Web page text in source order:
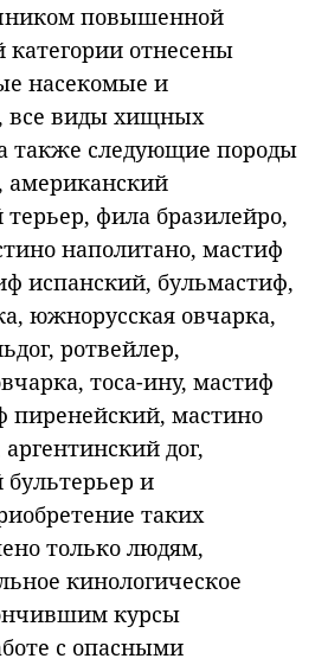
повышенной
категории отнесены
насекомые и
все виды хищных
также следующие породы
американский
фила бразилейро,
наполитано, мастиф
испанский, бульмастиф,
южнорусская овчарка,
ротвейлер,
тоса-ину, мастиф
пиренейский, мастино
дог,
и
таких
только людям,
кинологическое
курсы
с опасными